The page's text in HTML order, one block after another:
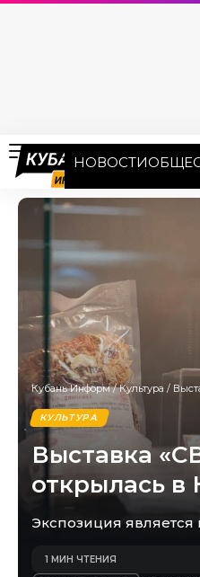
НОВОСТИ
Кубань Информ/Культура /
КУЛЬТУРА
Выставка
открылась в
Экспозиция
1 МИН ЧТЕНИЯ